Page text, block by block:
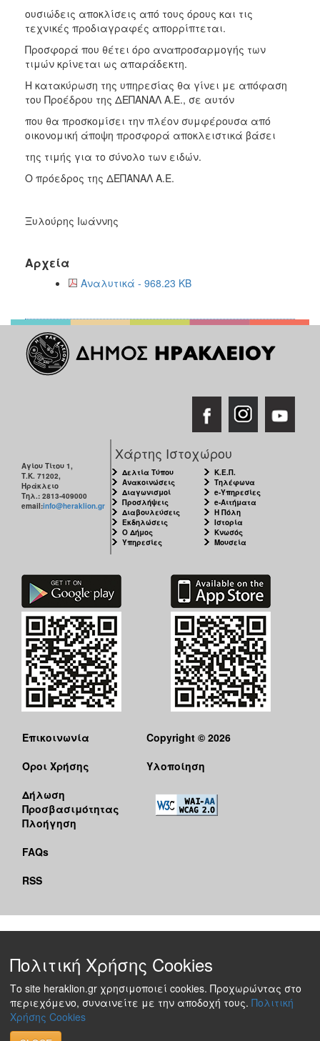
ουσιώδεις αποκλίσεις από τους όρους και τις
τεχνικές προδιαγραφές απορρίπτεται.
Προσφορά που θέτει όρο αναπροσαρμογής των
τιμών κρίνεται ως απαράδεκτη.
Η κατακύρωση της υπηρεσίας θα γίνει με απόφαση
του Προέδρου της ΔΕΠΑΝΑΛ Α.Ε., σε αυτόν
που θα προσκομίσει την πλέον συμφέρουσα από
οικονομική άποψη προσφορά αποκλειστικά βάσει
της τιμής για το σύνολο των ειδών.
Ο πρόεδρος της ΔΕΠΑΝΑΛ Α.Ε.
Ξυλούρης Ιωάννης
Αρχεία
Αναλυτικά - 968.23 KB
Αγίου Τίτου 1,
Τ.Κ. 71202,
Ηράκλειο
Τηλ.: 2813-409000
email:info@heraklion.gr
Χάρτης Ιστοχώρου
Δελτία Τύπου
Ανακοινώσεις
Διαγωνισμοί
Προσλήψεις
Διαβουλεύσεις
Εκδηλώσεις
Ο Δήμος
Υπηρεσίες
Κ.Ε.Π.
Τηλέφωνα
e-Υπηρεσίες
e-Αιτήματα
Η Πόλη
Ιστορία
Κνωσός
Μουσεία
Επικοινωνία
Όροι Χρήσης
Δήλωση
Προσβασιμότητας
Πλοήγηση
FAQs
RSS
Copyright © 2026
Υλοποίηση
Πολιτική Χρήσης Cookies
Το site heraklion.gr χρησιμοποιεί cookies. Προχωρώντας στο
περιεχόμενο, συναινείτε με την αποδοχή τους. Πολιτική
Χρήσης Cookies